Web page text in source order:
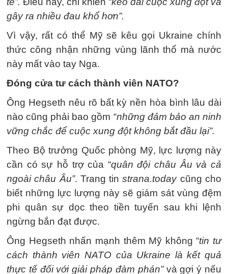
gây ra nhiều đau khổ hơn”.
Vì vậy, rất có thể Mỹ sẽ kêu gọi Ukraine chính
thức công nhận những vùng lãnh thổ mà nước
này mất vào tay Nga.
Đóng cửa tư cách thành viên NATO?
Ông Hegseth nêu rõ bất kỳ nền hòa bình lâu dài
nào cũng phải bao gồm “những đảm bảo an ninh
vững chắc để cuộc xung đột không bắt đầu lại”.
Theo Bộ trưởng Quốc phòng Mỹ, lực lượng này
cần có sự hỗ trợ của “quân đội châu Âu và cả
ngoài châu Âu”. Trang tinstrana.todaycũng cho
biết những lực lượng này sẽ giám sát vùng đệm
phi quân sự dọc theo tiền tuyến sau khi lệnh
ngừng bắn đạt được.
Ông Hegseth nhấn mạnh thêm Mỹ không “tin tư
cách thành viên NATO của Ukraine là kết quả
thực tế đối với giải pháp đàm phán”và gợi ý nếu